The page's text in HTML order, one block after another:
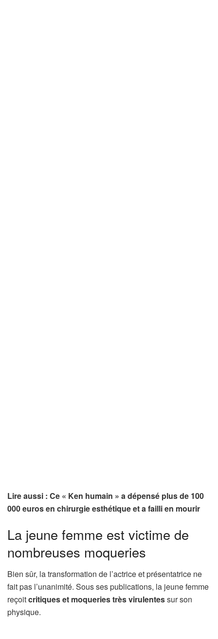
Lire aussi : Ce « Ken humain » a dépensé plus de 100
000 euros en chirurgie esthétique et a failli en mourir
La jeune femme est victime de
nombreuses moqueries
Bien sûr, la transformation de l’actrice et présentatrice ne
fait pas l’unanimité. Sous ses publications, la jeune femme
reçoitcritiques et moqueries très virulentessur son
physique.